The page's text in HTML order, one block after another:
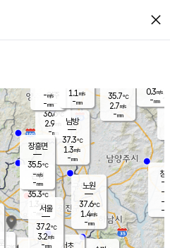
close
양주
36.6℃
2.9
-mm
35.7℃
2.7m/s
-mm
창
-
-m/
-
0.3m/s
-mm
은평
35.3℃
1.3 m/s
- mm
노원
37.6℃
1.4m/s
-mm
서초
남방
37.3℃
1.3m/s
-mm
장흥면
35.5℃
-m/s
-mm
-m/s
-mm
서울
37.2℃
3.2m/s
-mm
1.1 m/s
-mm